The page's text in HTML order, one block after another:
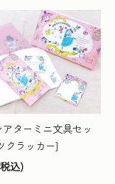
ターミニ文具セッ
クラッカー]
込)